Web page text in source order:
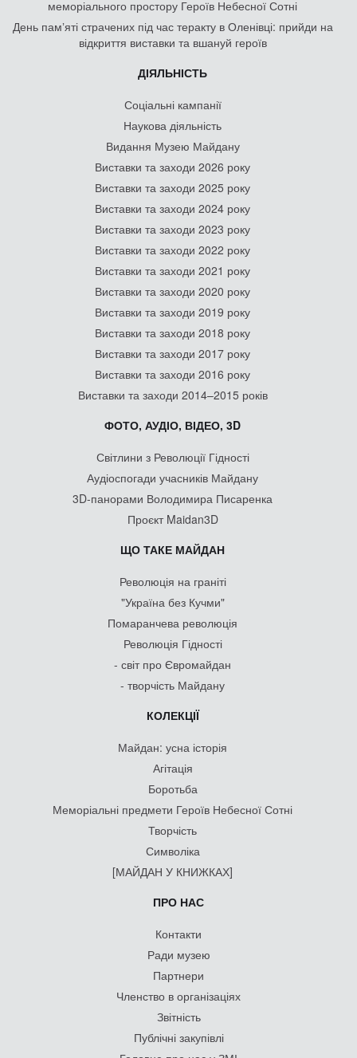
меморіального простору Героїв Небесної Сотні
День памʼяті страчених під час теракту в Оленівці: прийди на
відкриття виставки та вшануй героїв
ДІЯЛЬНІСТЬ
Соціальні кампанії
Наукова діяльність
Видання Музею Майдану
Виставки та заходи 2026 року
Виставки та заходи 2025 року
Виставки та заходи 2024 року
Виставки та заходи 2023 року
Виставки та заходи 2022 року
Виставки та заходи 2021 року
Виставки та заходи 2020 року
Виставки та заходи 2019 року
Виставки та заходи 2018 року
Виставки та заходи 2017 року
Виставки та заходи 2016 року
Виставки та заходи 2014–2015 років
ФОТО, АУДІО, ВІДЕО, 3D
Світлини з Революції Гідності
Аудіоспогади учасників Майдану
3D-панорами Володимира Писаренка
Проєкт Maidan3D
ЩО ТАКЕ МАЙДАН
Революція на граніті
"Україна без Кучми"
Помаранчева революція
Революція Гідності
- світ про Євромайдан
- творчість Майдану
КОЛЕКЦІЇ
Майдан: усна історія
Агітація
Боротьба
Меморіальні предмети Героїв Небесної Сотні
Творчість
Символіка
[МАЙДАН У КНИЖКАХ]
ПРО НАС
Контакти
Ради музею
Партнери
Членство в організаціях
Звітність
Публічні закупівлі